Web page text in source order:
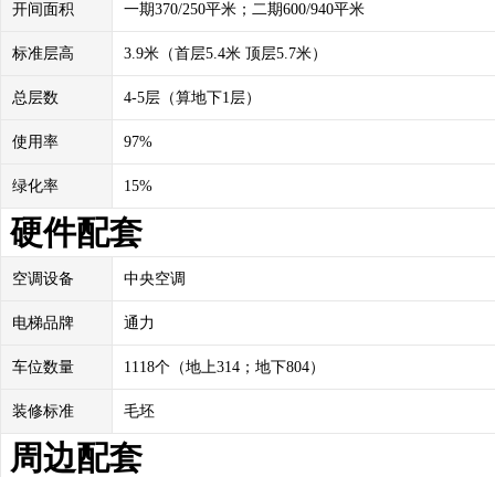
开间面积 一期370/250平米；二期600/940平米
标准层高 3.9米（首层5.4米 顶层5.7米）
总层数 4-5层（算地下1层）
使用率 97%
绿化率 15%
硬件配套
空调设备 中央空调
电梯品牌 通力
车位数量 1118个（地上314；地下804）
装修标准 毛坯
周边配套